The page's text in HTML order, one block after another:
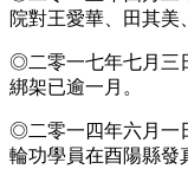
院對王愛華、田其美
◎二零一七年七月三
綁架已逾一月。
◎二零一四年六月一
輪功學員在酉陽縣發